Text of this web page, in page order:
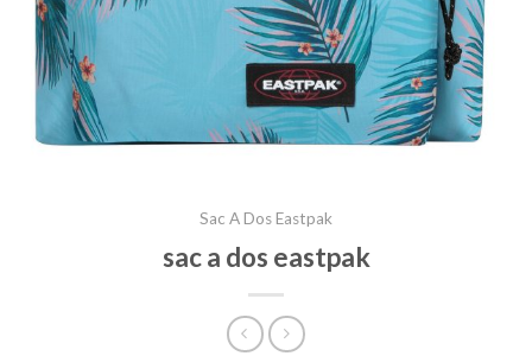
Sac A Dos Eastpak
sac a dos eastpak